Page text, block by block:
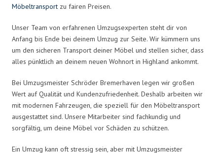
Möbeltransport zu fairen Preisen.
Unser Team von erfahrenen Umzugsexperten steht dir von
Anfang bis Ende bei deinem Umzug zur Seite. Wir kümmern uns
um den sicheren Transport deiner Möbel und stellen sicher, dass
alles pünktlich an deinem neuen Wohnort in Highland ankommt.
Bei Umzugsmeister Schröder Bremerhaven legen wir großen
Wert auf Qualität und Kundenzufriedenheit. Deshalb arbeiten wir
mit modernen Fahrzeugen, die speziell für den Möbeltransport
ausgestattet sind. Unsere Mitarbeiter sind fachkundig und
sorgfältig, um deine Möbel vor Schäden zu schützen.
Ein Umzug kann oft stressig sein, aber mit Umzugsmeister